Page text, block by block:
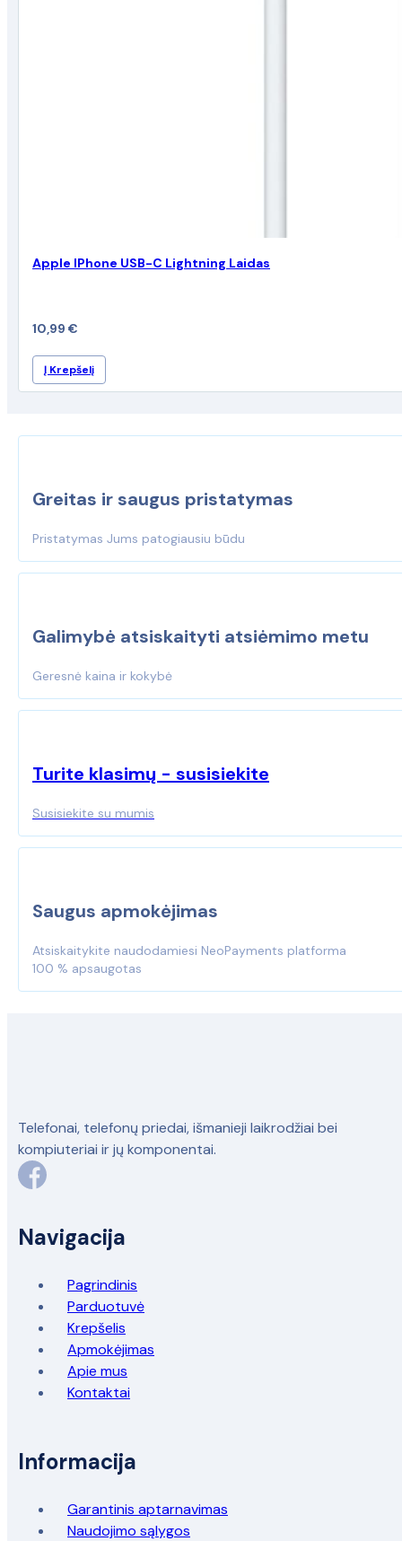
Apple IPhone USB-C Lightning Laidas
10,99 €
Į Krepšelį
Greitas ir saugus pristatymas
Pristatymas Jums patogiausiu būdu
Galimybė atsiskaityti atsiėmimo metu
Geresnė kaina ir kokybė
Turite klasimų - susisiekite
Susisiekite su mumis
Saugus apmokėjimas
Atsiskaitykite naudodamiesi NeoPayments platforma
100 % apsaugotas
Telefonai, telefonų priedai, išmanieji laikrodžiai bei
kompiuteriai ir jų komponentai.
Navigacija
Pagrindinis
Parduotuvė
Krepšelis
Apmokėjimas
Apie mus
Kontaktai
Informacija
Garantinis aptarnavimas
Naudojimo sąlygos